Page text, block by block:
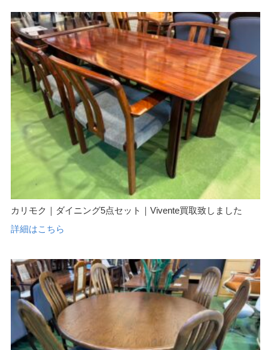
カリモク｜ダイニング5点セット｜Vivente買取致しました
詳細はこちら